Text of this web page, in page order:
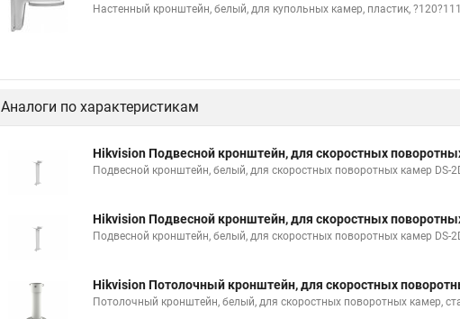
Настенный кронштейн, белый, для купольных камер, пластик,
Аналоги по характеристикам
Hikvision Подвесной кронштейн, для скоростных
Подвесной кронштейн, белый, для скоростных поворотных камер DS-
Hikvision Подвесной кронштейн, для скоростных
Подвесной кронштейн, белый, для скоростных поворотных камер DS-
Hikvision Потолочный кронштейн, для скоростных
Потолочный кронштейн, белый, для скоростных поворотных камер,